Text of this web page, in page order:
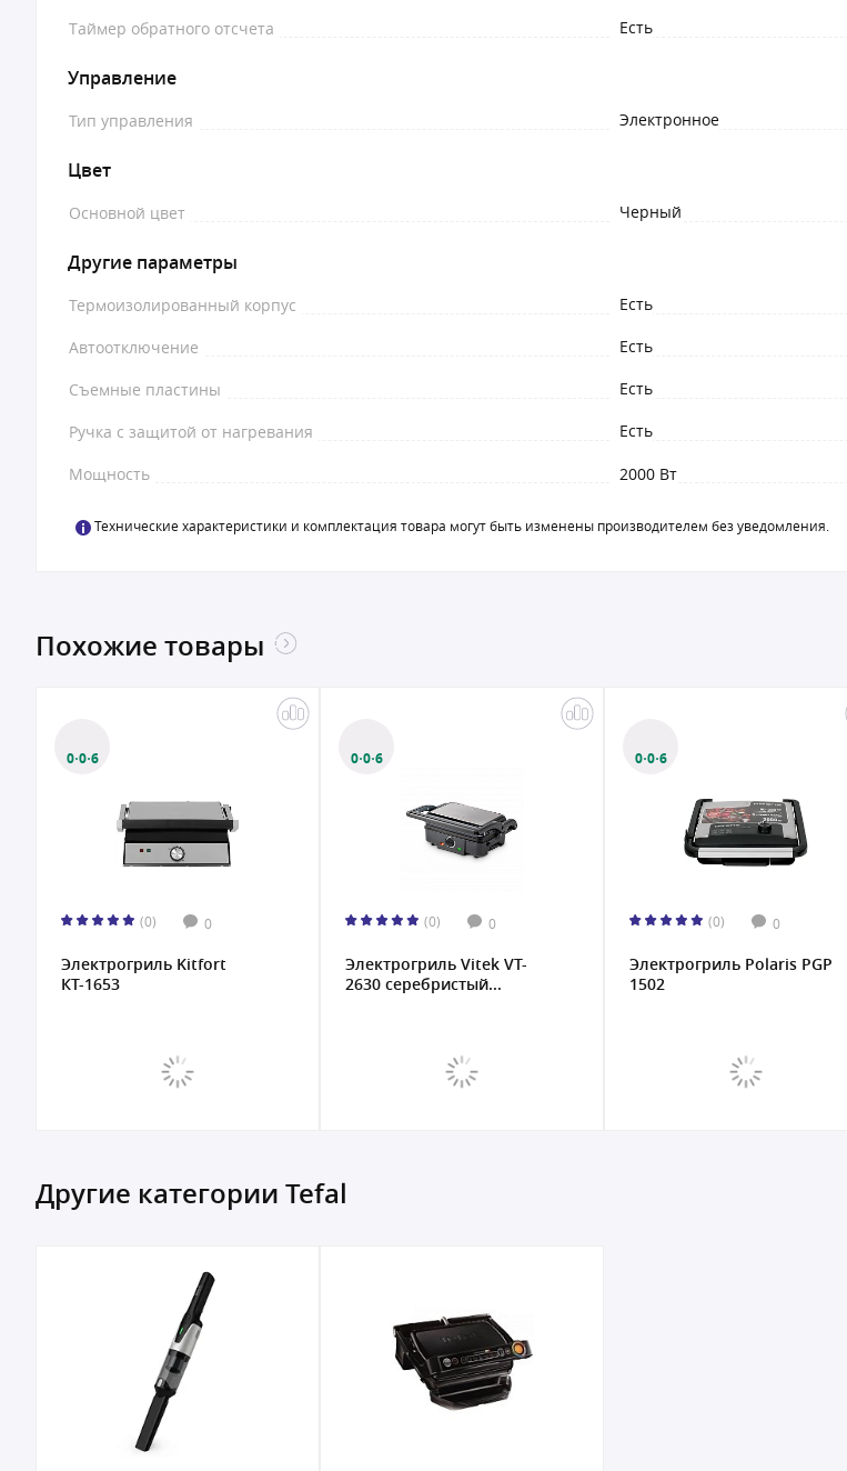
Таймер обратного отсчета Есть
Управление
Тип управления Электронное
Цвет
Основной цвет Черный
Другие параметры
Термоизолированный корпус Есть
Автоотключение Есть
Съемные пластины Есть
Ручка с защитой от нагревания Есть
Мощность 2000 Вт
Технические характеристики и комплектация товара могут быть изменены производителем без уведомления.
Похожие товары
0·0·6
(0) 0
Электрогриль Kitfort
КТ-1653
0·0·6
(0) 0
Электрогриль Vitek VT-
2630 cеребристый...
0·0·6
(0) 0
Электрогриль Polaris PGP
1502
Другие категории Tefal